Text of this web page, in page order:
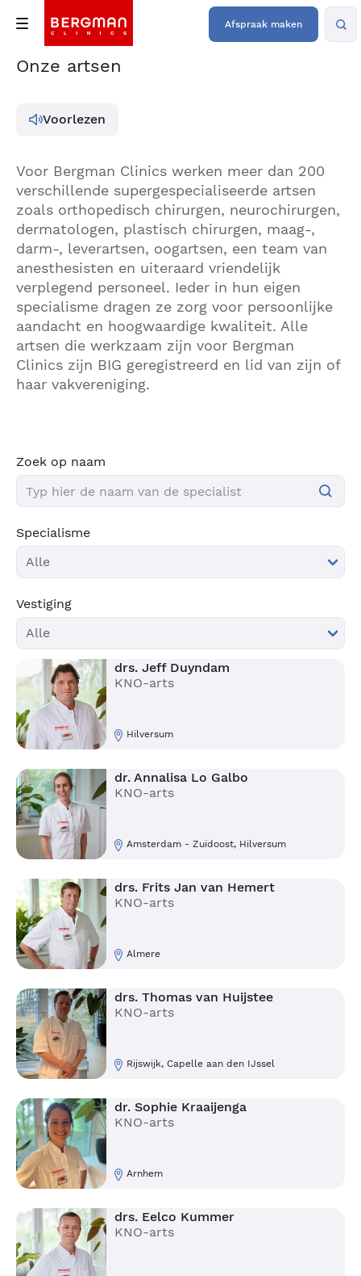
Afspraak maken
Onze artsen
Voorlezen
Voor Bergman Clinics werken meer dan 200
verschillende supergespecialiseerde artsen
zoals orthopedisch chirurgen, neurochirurgen,
dermatologen, plastisch chirurgen, maag-,
darm-, leverartsen, oogartsen, een team van
anesthesisten en uiteraard vriendelijk
verplegend personeel. Ieder in hun eigen
specialisme dragen ze zorg voor persoonlijke
aandacht en hoogwaardige kwaliteit. Alle
artsen die werkzaam zijn voor Bergman
Clinics zijn BIG geregistreerd en lid van zijn of
haar vakvereniging.
Zoek op naam
Specialisme
Vestiging
drs. Jeff Duyndam
KNO-arts
Hilversum
dr. Annalisa Lo Galbo
KNO-arts
Amsterdam - Zuidoost, Hilversum
drs. Frits Jan van Hemert
KNO-arts
Almere
drs. Thomas van Huijstee
KNO-arts
Rijswijk, Capelle aan den IJssel
dr. Sophie Kraaijenga
KNO-arts
Arnhem
drs. Eelco Kummer
KNO-arts